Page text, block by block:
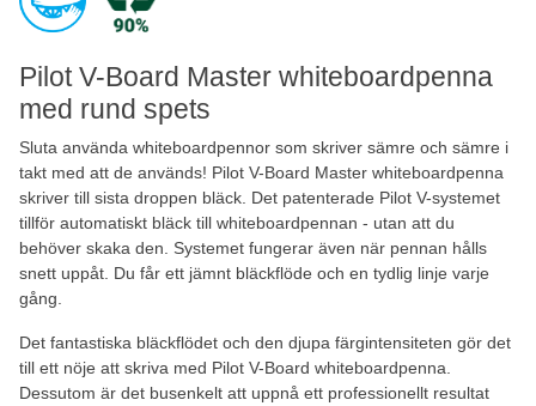
Pilot V-Board Master whiteboardpenna
med rund spets
Sluta använda whiteboardpennor som skriver sämre och sämre i
takt med att de används! Pilot V-Board Master whiteboardpenna
skriver till sista droppen bläck. Det patenterade Pilot V-systemet
tillför automatiskt bläck till whiteboardpennan - utan att du
behöver skaka den. Systemet fungerar även när pennan hålls
snett uppåt. Du får ett jämnt bläckflöde och en tydlig linje varje
gång.
Det fantastiska bläckflödet och den djupa färgintensiteten gör det
till ett nöje att skriva med Pilot V-Board whiteboardpenna.
Dessutom är det busenkelt att uppnå ett professionellt resultat